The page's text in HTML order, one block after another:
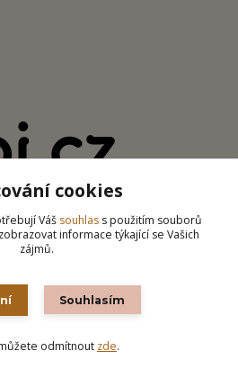
na Eshop-rychle.cz
cookies
Váš souhlas s použitím souborů
informace týkající se Vašich
zájmů.
Souhlasím
odmítnout zde.